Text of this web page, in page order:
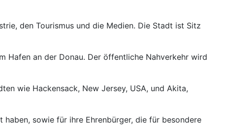
den Tourismus und die Medien. Die Stadt ist Sitz
Hafen an der Donau. Der öffentliche Nahverkehr wird
wie Hackensack, New Jersey, USA, und Akita,
sowie für ihre Ehrenbürger, die für besondere